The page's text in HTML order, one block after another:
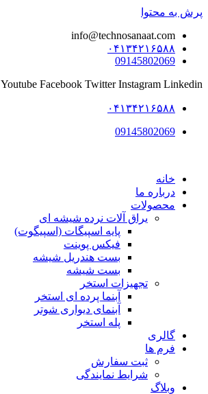
پرش به محتوا
info@technosanaat.com
۰۴۱۳۴۲۱۶۵۸۸
09145802069
Youtube Facebook Twitter Instagram Linkedin
۰۴۱۳۴۲۱۶۵۸۸
09145802069
خانه
درباره ما
محصولات
یراق آلات نرده شیشه ای
پایه اسپیگات (اسپیگوت)
فیکس پوینت
بست هندریل شیشه
بست شیشه
تجهیزات استخر
آبنما پرده ای استخر
آبنمای دیواری شوتر
پله استخر
گالری
فرم ها
ثبت سفارش
شرایط نمایندگی
وبلاگ